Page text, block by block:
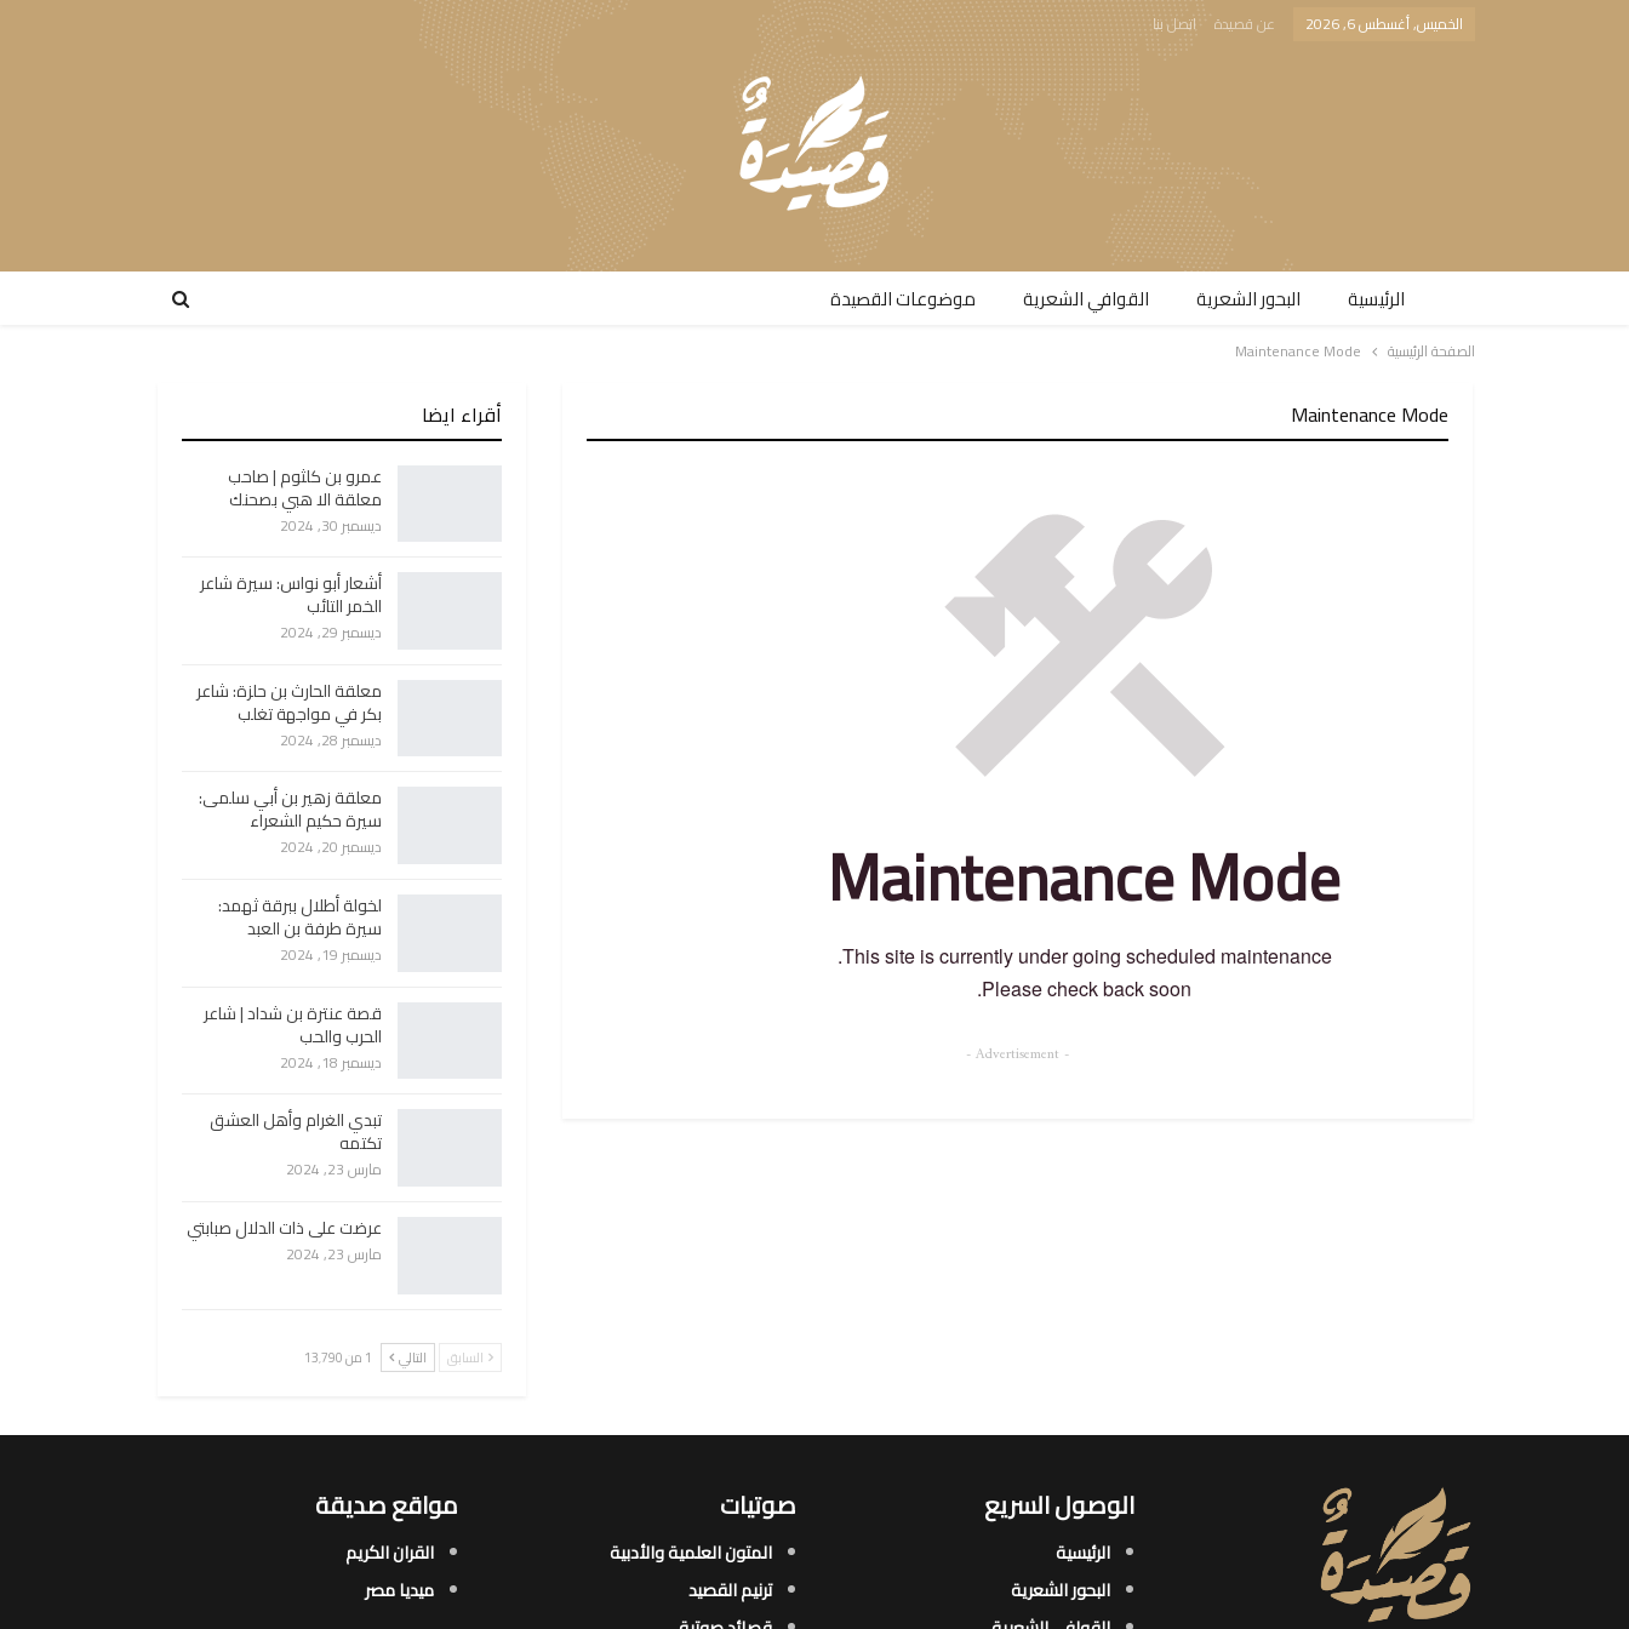
الخميس, أغسطس 6, 2026 عن قصيدة اتصل بنا
الرئيسية البحور الشعرية​ القوافي الشعرية​ موضوعات القصيدة​
الصفحة الرئيسية Maintenance Mode
Maintenance Mode
Maintenance Mode
This site is currently under going scheduled maintenance.
Please check back soon.
- Advertisement -
أقراء ايضا
عمرو بن كلثوم | صاحب
معلقة الا هبي بصحنك
ديسمبر 30, 2024
أشعار أبو نواس: سيرة شاعر
الخمر التائب
ديسمبر 29, 2024
معلقة الحارث بن حلزة: شاعر
بكر في مواجهة تغلب
ديسمبر 28, 2024
معلقة زهير بن أبي سلمى:
سيرة حكيم الشعراء
ديسمبر 20, 2024
لخولة أطلال ببرقة ثهمد:
سيرة طرفة بن العبد
ديسمبر 19, 2024
قصة عنترة بن شداد | شاعر
الحرب والحب
ديسمبر 18, 2024
تبدي الغرام وأهل العشق
تكتمه
مارس 23, 2024
عرضت على ذات الدلال صبابتي
مارس 23, 2024
السابق التالي 1 من 13٬790
الوصول السريع
الرئيسية
البحور الشعرية​
صوتيات
المتون العلمية والأدبية
ترنيم القصيد
مواقع صديقة
القران الكريم
ميديا مصر